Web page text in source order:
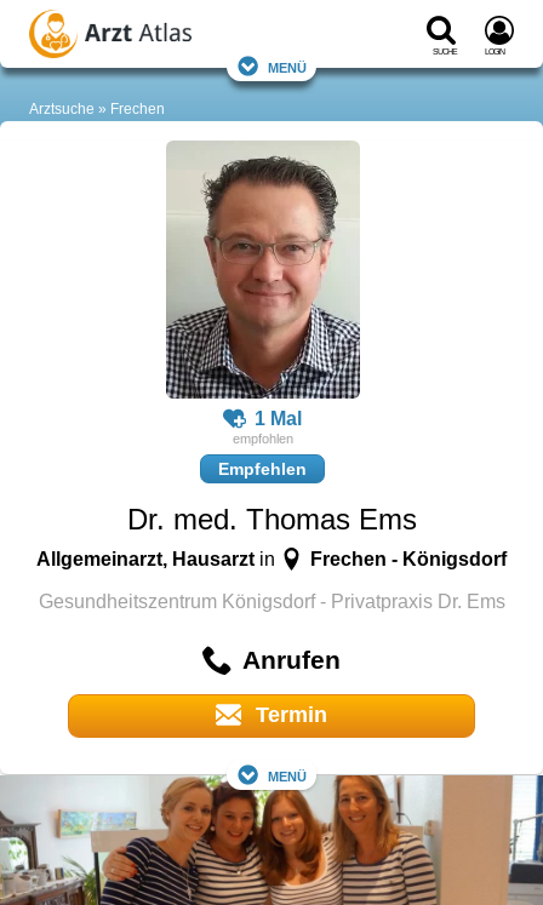
Suche Login
Menü
Arztsuche Frechen
1 Mal
Empfehlen
Dr. med. Thomas Ems
Allgemeinarzt, Hausarztin Frechen - Königsdorf
Gesundheitszentrum Königsdorf - Privatpraxis Dr. Ems
Anrufen
Termin
Menü